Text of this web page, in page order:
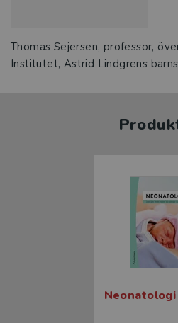
Thomas Sejersen, professor,
Institutet, Astrid Lindgrens
Neonatologi